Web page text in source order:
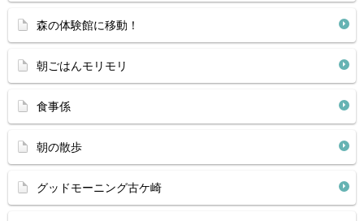
森の体験館に移動！
朝ごはんモリモリ
食事係
朝の散歩
グッドモーニング古ケ崎